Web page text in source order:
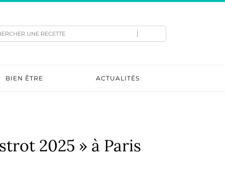
BIEN ÊTRE ACTUALITÉS
2025 » à Paris